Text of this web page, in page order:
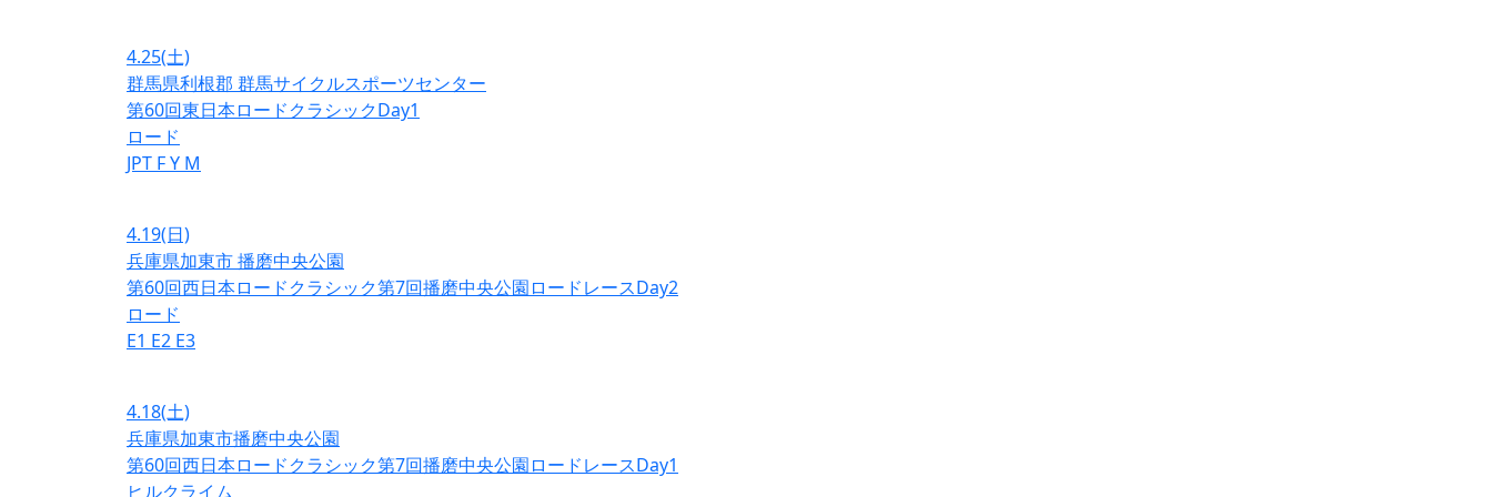
4.25(土)
群馬県利根郡 群馬サイクルスポーツセンター
第60回東日本ロードクラシックDay1
ロード
JPT FY M
4.19(日)
兵庫県加東市 播磨中央公園
第60回西日本ロードクラシック第7回播磨中央公園ロードレースDay2
ロード
E1 E2 E3
4.18(土)
兵庫県加東市播磨中央公園
第60回西日本ロードクラシック第7回播磨中央公園ロードレースDay1
ヒルクライム